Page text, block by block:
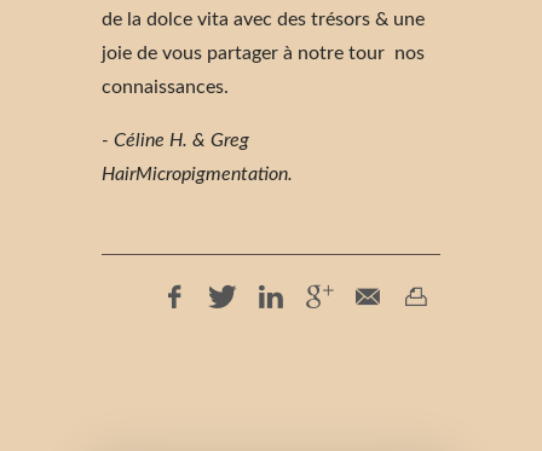
de la dolce vita avec des trésors & une
joie de vous partager à notre tour nos
connaissances.
- Céline H. & Greg
HairMicropigmentation.